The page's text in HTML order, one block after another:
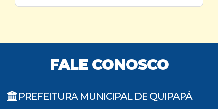
FALE CONOSCO
PREFEITURA MUNICIPAL DE QUIPAPÁ